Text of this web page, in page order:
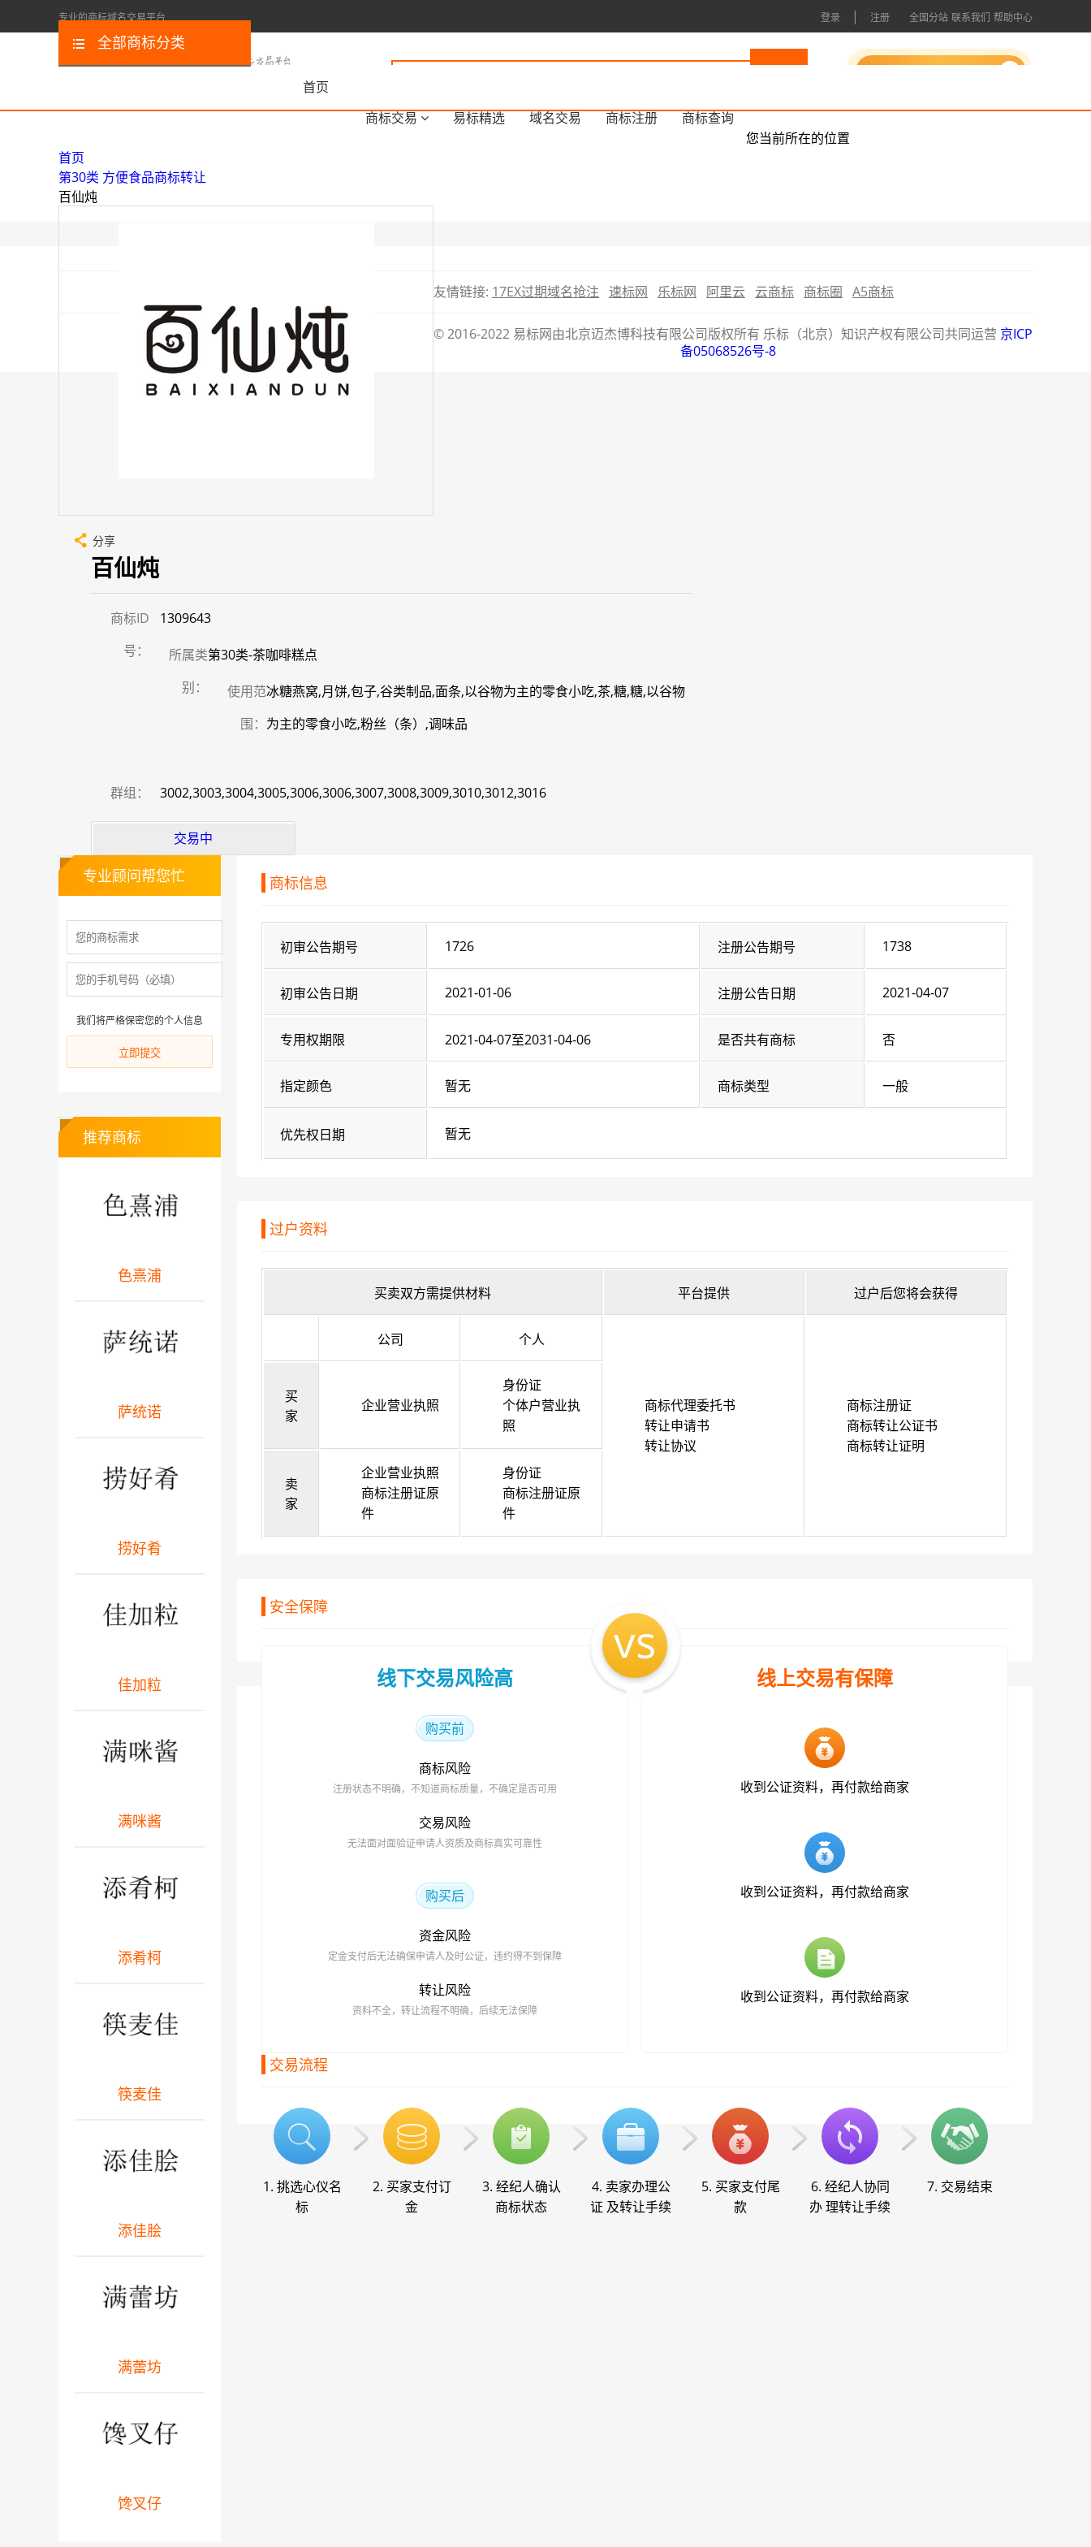
专业的商标域名交易平台 登录 | 注册 全国分站 联系我们 帮助中心
首页
商标交易
易标精选 域名交易 商标注册 商标查询
全部商标分类
您当前所在的位置
首页
第30类 方便食品商标转让
百仙炖
分享
百仙炖
商标ID
号：
1309643
所属类
别：
第30类-茶咖啡糕点
使用范
围：
冰糖燕窝,月饼,包子,谷类制品,面条,以谷物为主的零食小吃,茶,糖,糖,以谷物
为主的零食小吃,粉丝（条）,调味品
群组： 3002,3003,3004,3005,3006,3006,3007,3008,3009,3010,3012,3016
交易中
商标信息
初审公告期号 1726 注册公告期号 1738
初审公告日期 2021-01-06 注册公告日期 2021-04-07
专用权期限 2021-04-07至2031-04-06 是否共有商标 否
指定颜色 暂无 商标类型 一般
优先权日期 暂无
过户资料
买卖双方需提供材料 平台提供 过户后您将会获得
公司 个人
商标代理委托书
转让申请书
转让协议
商标注册证
商标转让公证书
商标转让证明
买
家
企业营业执照
身份证
个体户营业执
照
卖
家
企业营业执照
商标注册证原
件
身份证
商标注册证原
件
安全保障
线下交易风险高
购买前
商标风险
注册状态不明确，不知道商标质量，不确定是否可用
交易风险
无法面对面验证申请人资质及商标真实可靠性
购买后
资金风险
定金支付后无法确保申请人及时公证，违约得不到保障
转让风险
资料不全，转让流程不明确，后续无法保障
线上交易有保障
收到公证资料，再付款给商家
收到公证资料，再付款给商家
收到公证资料，再付款给商家
vs
交易流程
1. 挑选心仪名
标
2. 买家支付订
金
3. 经纪人确认
商标状态
4. 卖家办理公
证 及转让手续
5. 买家支付尾
款
6. 经纪人协同
办 理转让手续
7. 交易结束
专业顾问帮您忙
我们将严格保密您的个人信息
推荐商标
色熹浦
萨统诺
捞好肴
佳加粒
满咪酱
添肴柯
筷麦佳
添佳脍
满蕾坊
馋叉仔
友情链接: 17EX过期域名抢注 速标网 乐标网 阿里云 云商标 商标圈 A5商标
© 2016-2022 易标网由北京迈杰博科技有限公司版权所有 乐标（北京）知识产权有限公司共同运营 京ICP
备05068526号-8